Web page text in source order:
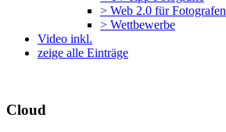
> Web 2.0 für Fotografen
> Wettbewerbe
Video inkl.
zeige alle Einträge
Cloud